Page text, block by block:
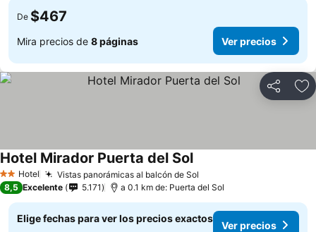
De $467
Mira precios de 8 páginas Ver precios
Compartir
2 Estrellas
Hotel Vistas panorámicas al balcón de Sol
Hotel Mirador Puerta del SolVer precios
8,5 Excelente 5.171 a 0.1 km de: Puerta del Sol
Elige fechas para ver los precios exactos
Ver precios